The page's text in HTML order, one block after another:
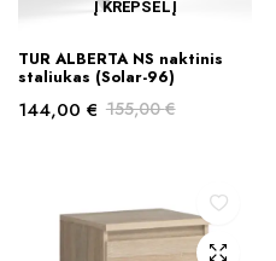
Į KREPŠELĮ
TUR ALBERTA NS naktinis
staliukas (Solar-96)
155,00€
155,00 €.
144,00 €
144,00 €.